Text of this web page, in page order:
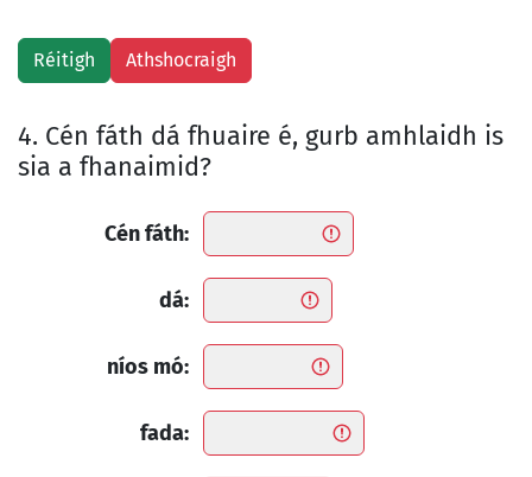
4. Cén fáth dá fhuaire é, gurb amhlaidh is
sia a fhanaimid?
Cén fáth:
dá:
níos mó:
fada: